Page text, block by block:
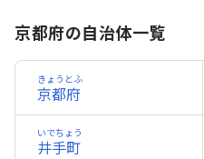
京都府の自治体一覧
京都府
きょうとふ
井手町
いでちょう